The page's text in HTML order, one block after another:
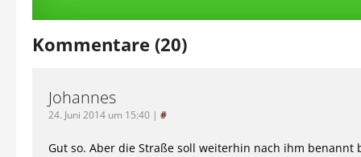
Kommentare (20)
Johannes
24. Juni 2014 um 15:40 | #
Gut so. Aber die Straße soll weiterhin nach ihm benannt